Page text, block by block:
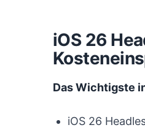
iOS 26
Das Wichtigste
iOS 26